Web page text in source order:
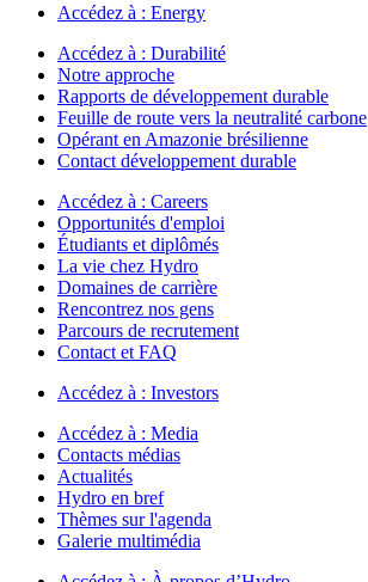
Accédez à : Energy
Accédez à : Durabilité
Notre approche
Rapports de développement durable
Feuille de route vers la neutralité carbone
Opérant en Amazonie brésilienne
Contact développement durable
Accédez à : Careers
Opportunités d'emploi
Étudiants et diplômés
La vie chez Hydro
Domaines de carrière
Rencontrez nos gens
Parcours de recrutement
Contact et FAQ
Accédez à : Investors
Accédez à : Media
Contacts médias
Actualités
Hydro en bref
Thèmes sur l'agenda
Galerie multimédia